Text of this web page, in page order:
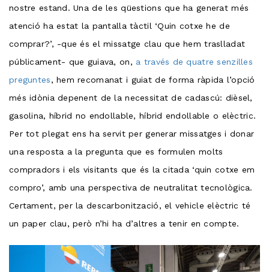
nostre estand. Una de les qüestions que ha generat més
atenció ha estat la pantalla tàctil ‘Quin cotxe he de
comprar?’, -que és el missatge clau que hem traslladat
públicament- que guiava, on, a través de quatre senzilles
preguntes, hem recomanat i guiat de forma ràpida l’opció
més idònia depenent de la necessitat de cadascú: dièsel,
gasolina, híbrid no endollable, híbrid endollable o elèctric.
Per tot plegat ens ha servit per generar missatges i donar
una resposta a la pregunta que es formulen molts
compradors i els visitants que és la citada ‘quin cotxe em
compro’, amb una perspectiva de neutralitat tecnològica.
Certament, per la descarbonització, el vehicle elèctric té
un paper clau, però n’hi ha d’altres a tenir en compte.